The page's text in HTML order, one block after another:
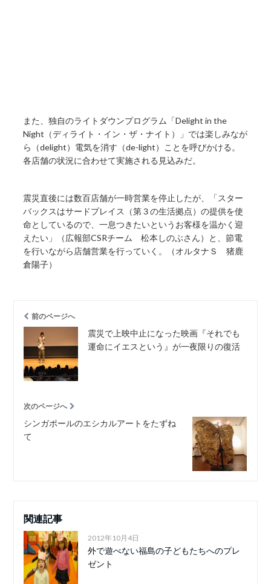
また、独自のライトダウンプログラム「Delight in the
Night（ディライト・イン・ザ・ナイト）」では楽しみなが
ら（delight）電気を消す（de-light）ことを呼びかける。
各店舗の状況に合わせて実施される見込みだ。
震災直後には数百店舗が一時営業を停止したが、「スター
バックスはサードプレイス（第３の生活拠点）の提供を使
命としているので、一息つきたいというお客様を温かく迎
えたい」（広報部CSRチーム 松本しのぶさん）と、節電
を行いながら店舗営業を行っていく。（オルタナＳ 猪鹿
倉陽子）
前のページへ
震災で上映中止になった映画『それでも
運命にイエスという』が一夜限りの復活
次のページへ
シンガポールのエシカルアートをたずね
て
関連記事
2012年10月4日
外で遊べない福島の子どもたちへのプレ
ゼント